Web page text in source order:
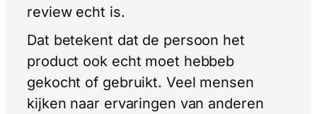
review echt is.
Dat betekent dat de persoon het
product ook echt moet hebbeb
gekocht of gebruikt. Veel mensen
kijken naar ervaringen van anderen